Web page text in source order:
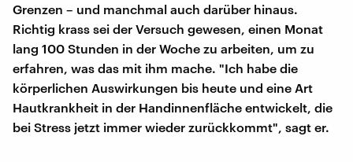
Grenzen – und manchmal auch darüber hinaus.
Richtig krass sei der Versuch gewesen, einen Monat
lang 100 Stunden in der Woche zu arbeiten, um zu
erfahren, was das mit ihm mache. "Ich habe die
körperlichen Auswirkungen bis heute und eine Art
Hautkrankheit in der Handinnenfläche entwickelt, die
bei Stress jetzt immer wieder zurückkommt", sagt er.